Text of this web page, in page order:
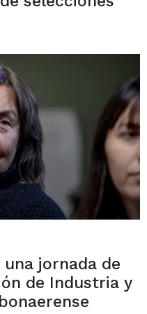
jornada de
de Industria y